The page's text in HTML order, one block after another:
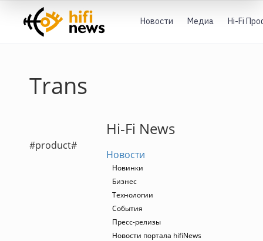
Новости Медиа Hi-Fi
Trans
#product#
Hi-Fi News
Новости
Новинки
Бизнес
Технологии
События
Пресс-релизы
Новости портала hifiNews